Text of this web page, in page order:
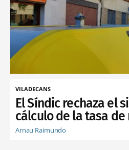
VILADECANS
El Síndic rechaza el
cálculo de la tasa de
Arnau Raimundo